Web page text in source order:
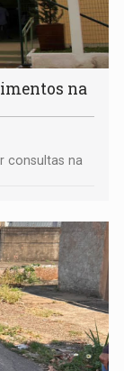
na
consultas na